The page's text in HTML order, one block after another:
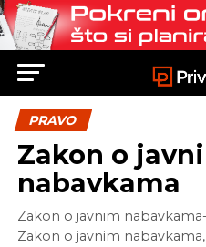
PRAVO
Zakon o
nabavkama
Zakon o javnim
Zakon o javnim